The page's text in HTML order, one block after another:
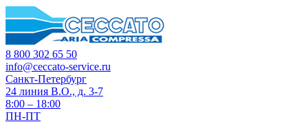
8 800 302 65 50
info@ceccato-service.ru
Санкт-Петербург
24 линия В.О., д. 3-7
8:00 – 18:00
ПН-ПТ